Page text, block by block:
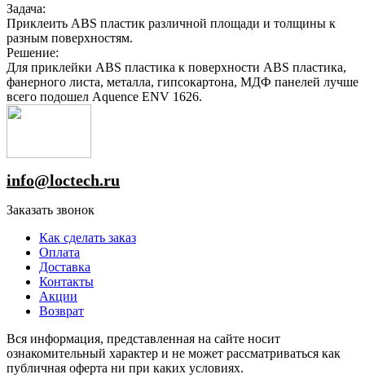
Задача:
Приклеить ABS пластик различной площади и толщины к
разным поверхностям.
Решение:
Для приклейки ABS пластика к поверхности ABS пластика,
фанерного листа, металла, гипсокартона, МДФ панелей лучше
всего подошел Aquence ENV 1626.
info@loctech.ru
Заказать звонок
Как сделать заказ
Оплата
Доставка
Контакты
Акции
Возврат
Вся информация, представленная на сайте носит
ознакомительный характер и не может рассматриваться как
публичная оферта ни при каких условиях.